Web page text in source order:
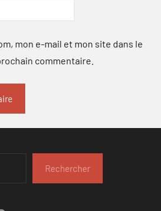
mon e-mail et mon site dans le
commentaire.
Rechercher